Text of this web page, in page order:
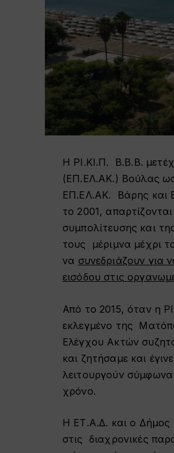
Η ΡΙ.ΚΙ.Π. Β.Β.Β.
(ΕΠ.ΕΛ.ΑΚ.) Βούλας ως
ΕΠ.ΕΛ.ΑΚ. Βάρης και
το 2001,
συμπολίτευσης και
τους μέριμνα μέχρι
να συνεδριάζουν για
εισόδου στις
Από το 2015, όταν η
εκλεγμένο της
Ελέγχου Ακτών
και ζητήσαμε και
λειτουργούν σύμφωνα
χρόνο.
Η ΕΤ.Α.Δ. και ο Δήμος
στις διαχρονικές